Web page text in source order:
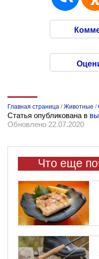
Главная страница /Животные /
Статья опубликована в
Обновлено 22.07.2020
Что еще